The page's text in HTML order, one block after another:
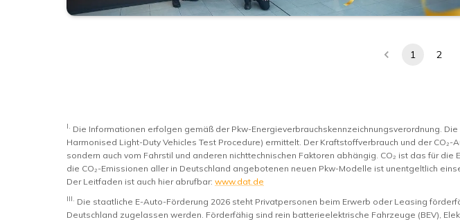
1 2
I. Die Informationen erfolgen gemäß der Pkw-Energieverbrauchskennzeichnungsverordnung.
Harmonised Light-Duty Vehicles Test Procedure) ermittelt. Der Kraftstoffverbrauch und der
sondern auch vom Fahrstil und anderen nichttechnischen Faktoren abhängig. CO₂ ist das für
die CO₂-Emissionen aller in Deutschland angebotenen neuen Pkw-Modelle ist unentgeltlich
Der Leitfaden ist auch hier abrufbar: www.dat.de
III. Die staatliche E-Auto-Förderung 2026 steht Privatpersonen beim Erwerb oder Leasing
Deutschland zugelassen werden. Förderfähig sind rein batterieelektrische Fahrzeuge (BEV),